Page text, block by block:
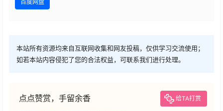
百度网盘
本站所有资源均来自互联网收集和网友投稿，仅供学习交流使用；
如若本站内容侵犯了您的合法权益，可联系我们进行处理。
点点赞赏，手留余香 给TA打赏